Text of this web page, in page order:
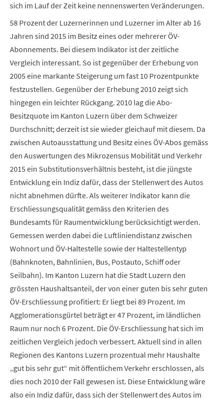
sich im Lauf der Zeit keine nennenswerten Veränderungen.
58 Prozent der Luzernerinnen und Luzerner im Alter ab 16
Jahren sind 2015 im Besitz eines oder mehrerer ÖV-
Abonnements. Bei diesem Indikator ist der zeitliche
Vergleich interessant. So ist gegenüber der Erhebung von
2005 eine markante Steigerung um fast 10 Prozentpunkte
festzustellen. Gegenüber der Erhebung 2010 zeigt sich
hingegen ein leichter Rückgang. 2010 lag die Abo-
Besitzquote im Kanton Luzern über dem Schweizer
Durchschnitt; derzeit ist sie wieder gleichauf mit diesem. Da
zwischen Autoausstattung und Besitz eines ÖV-Abos gemäss
den Auswertungen des Mikrozensus Mobilität und Verkehr
2015 ein Substitutionsverhältnis besteht, ist die jüngste
Entwicklung ein Indiz dafür, dass der Stellenwert des Autos
nicht abnehmen dürfte. Als weiterer Indikator kann die
Erschliessungsqualität gemäss den Kriterien des
Bundesamts für Raumentwicklung berücksichtigt werden.
Gemessen werden dabei die Luftliniendistanz zwischen
Wohnort und ÖV-Haltestelle sowie der Haltestellentyp
(Bahnknoten, Bahnlinien, Bus, Postauto, Schiff oder
Seilbahn). Im Kanton Luzern hat die Stadt Luzern den
grössten Haushaltsanteil, der von einer guten bis sehr guten
ÖV-Erschliessung profitiert: Er liegt bei 89 Prozent. Im
Agglomerationsgürtel beträgt er 47 Prozent, im ländlichen
Raum nur noch 6 Prozent. Die ÖV-Erschliessung hat sich im
zeitlichen Vergleich jedoch verbessert. Aktuell sind in allen
Regionen des Kantons Luzern prozentual mehr Haushalte
„gut bis sehr gut“ mit öffentlichem Verkehr erschlossen, als
dies noch 2010 der Fall gewesen ist. Diese Entwicklung wäre
also ein Indiz dafür, dass sich der Stellenwert des Autos im